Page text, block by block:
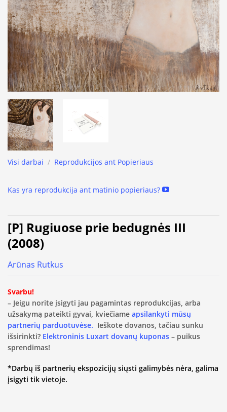
Visi darbai / Reprodukcijos ant Popieriaus
Kas yra reprodukcija ant matinio popieriaus?
[P] Rugiuose prie bedugnės III
(2008)
Arūnas Rutkus
Svarbu!
– Jeigu norite įsigyti jau pagamintas reprodukcijas, arba
užsakymą pateikti gyvai, kviečiame apsilankyti mūsų
partnerių parduotuvėse. Ieškote dovanos, tačiau sunku
išsirinkti? Elektroninis Luxart dovanų kuponas – puikus
sprendimas!
*Darbų iš partnerių ekspozicijų siųsti galimybės nėra, galima
įsigyti tik vietoje.